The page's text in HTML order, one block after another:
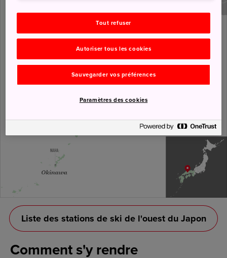
Liste des stations de ski de l'ouest du Japon
Comment s'y rendre
Tout refuser
Autoriser tous les cookies
Sauvegarder vos préférences
Paramètres des cookies